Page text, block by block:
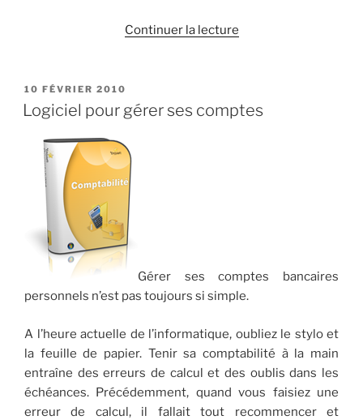
Continuer la lecturede
2010
PUBLIÉ
LE
10 FÉVRIER 2010
Logiciel pour gérer ses comptes
Gérer ses comptes bancaires
personnels n’est pas toujours si simple.
A l’heure actuelle de l’informatique, oubliez le stylo et
la feuille de papier. Tenir sa comptabilité à la main
entraîne des erreurs de calcul et des oublis dans les
échéances. Précédemment, quand vous faisiez une
erreur de calcul, il fallait tout recommencer et